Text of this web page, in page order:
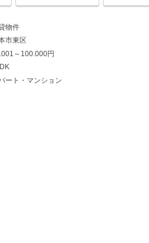
物件
市東区
～100.000円
ート・マンション